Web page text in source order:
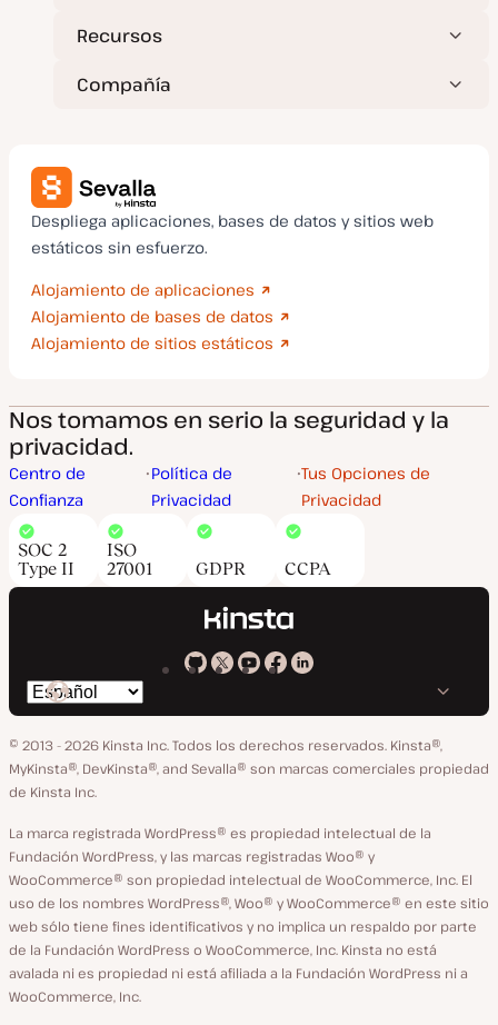
Recursos
Compañía
Despliega aplicaciones, bases de datos y sitios web
estáticos sin esfuerzo.
Alojamiento de aplicaciones
Alojamiento de bases de datos
Alojamiento de sitios estáticos
Nos tomamos en serio la seguridad y la
privacidad.
Centro de
Confianza
Política de
Privacidad
Tus Opciones de
Privacidad
SOC 2
Type II
ISO
27001
GDPR CCPA
Kinsta
GitHub
Kinsta
X
Kinsta
YouTube
Kinsta
Facebook
Kinsta
LinkedIn
Cambiar
idioma
© 2013 - 2026 Kinsta Inc. Todos los derechos reservados. Kinsta®,
MyKinsta®, DevKinsta®, and Sevalla® son marcas comerciales propiedad
de Kinsta Inc.
La marca registrada WordPress® es propiedad intelectual de la
Fundación WordPress, y las marcas registradas Woo® y
WooCommerce® son propiedad intelectual de WooCommerce, Inc. El
uso de los nombres WordPress®, Woo® y WooCommerce® en este sitio
web sólo tiene fines identificativos y no implica un respaldo por parte
de la Fundación WordPress o WooCommerce, Inc. Kinsta no está
avalada ni es propiedad ni está afiliada a la Fundación WordPress ni a
WooCommerce, Inc.